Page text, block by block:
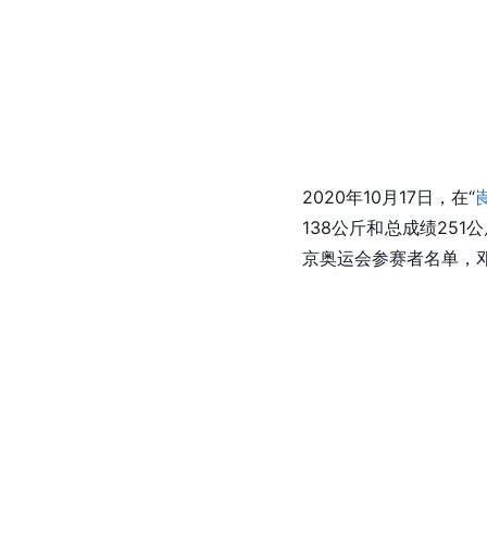
2020年10月17日，在“
138公斤和总成绩251
京奥运会参赛者名单，